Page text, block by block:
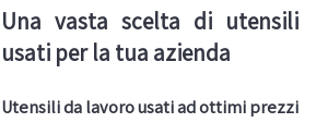
Una vasta scelta di utensili
usati per la tua azienda
Utensili da lavoro usati ad ottimi prezzi